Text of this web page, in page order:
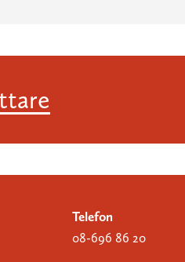
Telefon
08-696 86 20